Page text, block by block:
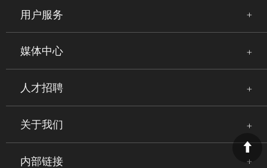
用户服务
媒体中心
人才招聘
关于我们
内部链接